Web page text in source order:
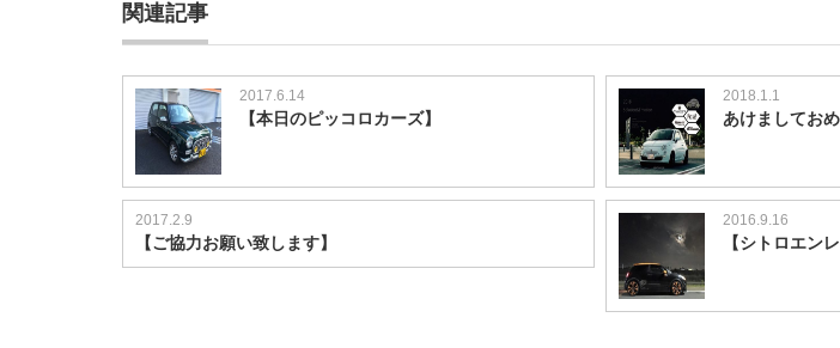
関連記事
2017.6.14
【本日のピッコロカーズ】
2018.1.1
あけましてお
2017.2.9
【ご協力お願い致します】
2016.9.16
【シトロエン